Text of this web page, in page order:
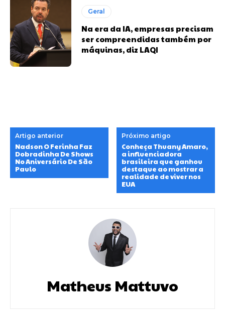
Geral
Na era da IA, empresas precisam
ser compreendidas também por
máquinas, diz LAQI
Artigo anterior
Nadson O Ferinha Faz
Dobradinha De Shows
No Aniversário De São
Paulo
Próximo artigo
Conheça Thuany Amaro,
a influenciadora
brasileira que ganhou
destaque ao mostrar a
realidade de viver nos
EUA
Matheus Mattuvo